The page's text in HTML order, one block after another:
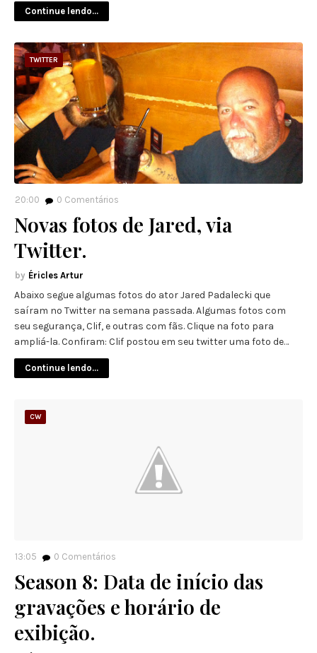
Continue lendo...
TWITTER
20:00 0 Comentários
Novas fotos de Jared, via
Twitter.
Éricles Artur
Abaixo segue algumas fotos do ator Jared Padalecki que
saíram no Twitter na semana passada. Algumas fotos com
seu segurança, Clif, e outras com fãs. Clique na foto para
ampliá-la. Confiram: Clif postou em seu twitter uma foto de…
Continue lendo...
CW
13:05 0 Comentários
Season 8: Data de início das
gravações e horário de
exibição.